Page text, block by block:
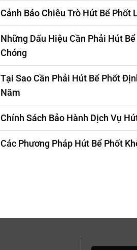
Cảnh Báo Chiêu Trò Hút Bể
Những Dấu Hiệu Cần Phải Hút
Chóng
Tại Sao Cần Phải Hút Bể Phốt
Năm
Chính Sách Bảo Hành Dịch Vụ
Các Phương Pháp Hút Bể Phốt